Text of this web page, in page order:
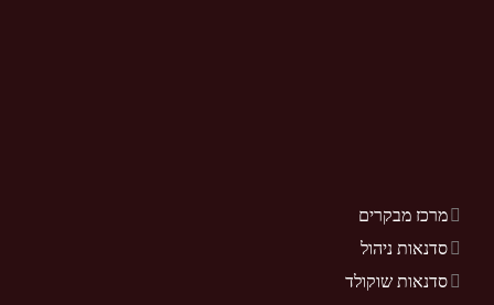
מרכז מבקרים
סדנאות ניהול
סדנאות שוקולד